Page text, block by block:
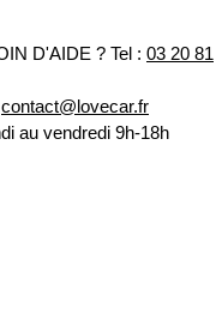
D'AIDE ? Tel : 03 20 81
contact@lovecar.fr
au vendredi 9h-18h